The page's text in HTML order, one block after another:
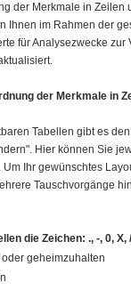
der Merkmale in Zeilen
Ihnen im Rahmen der
für Analysezwecke zur
der Merkmale in
Tabellen gibt es
Hier können Sie
Ihr gewünschtes
Tauschvorgänge
die Zeichen: ., -, 0, X,
geheimzuhalten